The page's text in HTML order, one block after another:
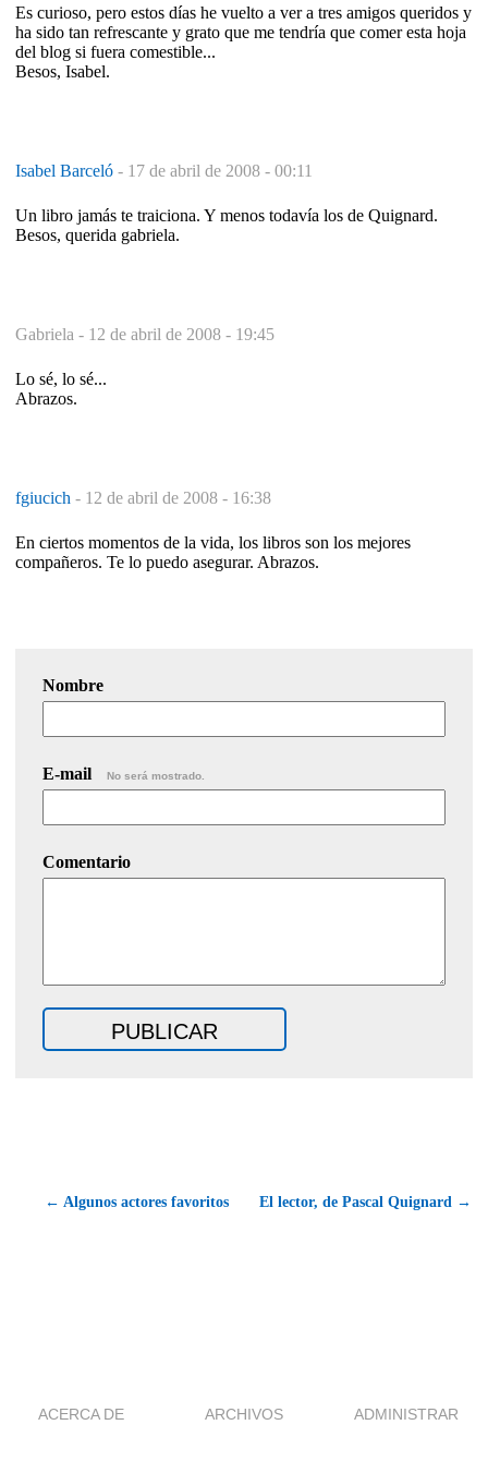
Es curioso, pero estos días he vuelto a ver a tres amigos queridos y
ha sido tan refrescante y grato que me tendría que comer esta hoja
del blog si fuera comestible...
Besos, Isabel.
Isabel Barceló - 17 de abril de 2008 - 00:11
Un libro jamás te traiciona. Y menos todavía los de Quignard.
Besos, querida gabriela.
Gabriela - 12 de abril de 2008 - 19:45
Lo sé, lo sé...
Abrazos.
fgiucich - 12 de abril de 2008 - 16:38
En ciertos momentos de la vida, los libros son los mejores
compañeros. Te lo puedo asegurar. Abrazos.
Nombre
E-mail No será mostrado.
Comentario
← Algunos actores favoritos El lector, de Pascal Quignard →
ACERCA DE ARCHIVOS ADMINISTRAR